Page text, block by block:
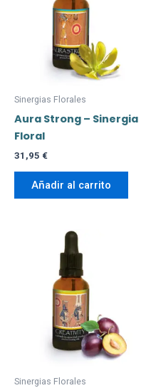
Sinergias Florales
Aura Strong – Sinergia
Floral
31,95 €
Añadir al carrito
Sinergias Florales